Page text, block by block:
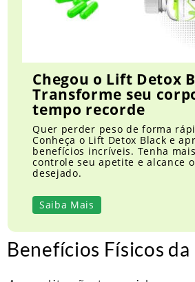
Chegou o Lift Detox
Transforme seu
tempo recorde
Quer perder peso de forma
Conheça o Lift Detox Black e
benefícios incríveis. Tenha
controle seu apetite e alcance
desejado.
Saiba Mais
Benefícios Físicos